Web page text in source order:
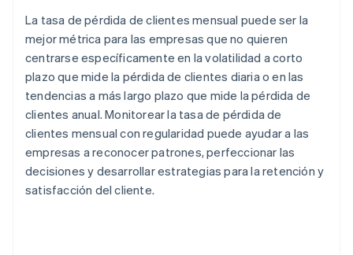
La tasa de pérdida de clientes mensual puede ser la
mejor métrica para las empresas que no quieren
centrarse específicamente en la volatilidad a corto
plazo que mide la pérdida de clientes diaria o en las
tendencias a más largo plazo que mide la pérdida de
clientes anual. Monitorear la tasa de pérdida de
clientes mensual con regularidad puede ayudar a las
empresas a reconocer patrones, perfeccionar las
decisiones y desarrollar estrategias para la retención y
satisfacción del cliente.